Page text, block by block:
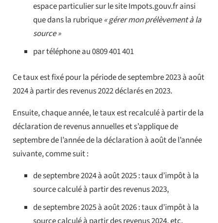
espace particulier sur le site Impots.gouv.fr ainsi
que dans la rubrique« gérer mon prélèvement à la
source »
par téléphone au 0809 401 401
Ce taux est fixé pour la période de septembre 2023 à août
2024 à partir des revenus 2022 déclarés en 2023.
Ensuite, chaque année, le taux est recalculé à partir de la
déclaration de revenus annuelles et s’applique de
septembre de l’année de la déclaration à août de l’année
suivante, comme suit :
de septembre 2024 à août 2025 : taux d’impôt à la
source calculé à partir des revenus 2023,
de septembre 2025 à août 2026 : taux d’impôt à la